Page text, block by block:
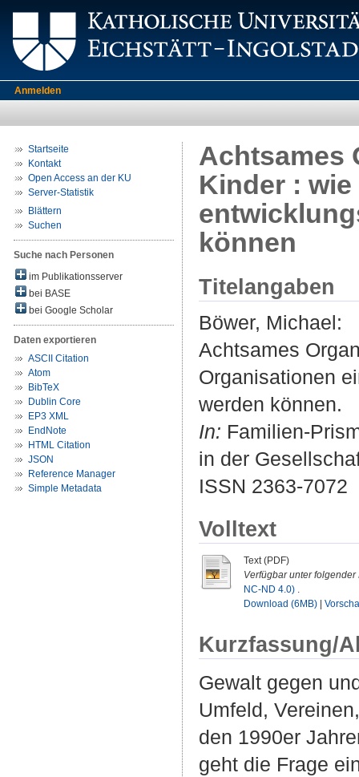
Anmelden
Startseite
Kontakt
Open Access an der KU
Server-Statistik
Blättern
Suchen
Suche nach Personen
im Publikationsserver
bei BASE
bei Google Scholar
Daten exportieren
ASCII Citation
Atom
BibTeX
Dublin Core
EP3 XML
EndNote
HTML Citation
JSON
Reference Manager
Simple Metadata
Achtsames
Kinder :
können
Titelangaben
Böwer, Michael:
Achtsames
Organisationen
werden können.
In: Familien-
in der
ISSN 2363-7072
Volltext
Text (PDF)
Verfügbar unter folgender
NC-ND 4.0) .
Download (6MB)
Kurzfassung/
Gewalt gegen
Umfeld,
den 1990er
geht die Frage